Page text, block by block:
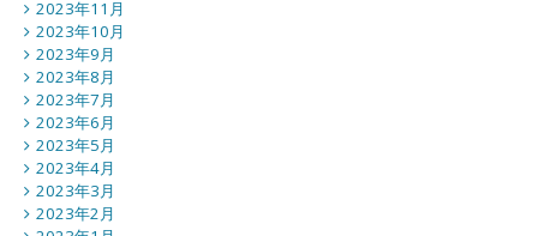
2023年11月
2023年10月
2023年9月
2023年8月
2023年7月
2023年6月
2023年5月
2023年4月
2023年3月
2023年2月